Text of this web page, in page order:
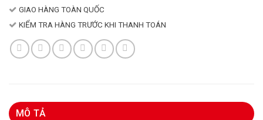
GIAO HÀNG TOÀN QUỐC
KIỂM TRA HÀNG TRƯỚC KHI THANH TOÁN
MÔ TẢ